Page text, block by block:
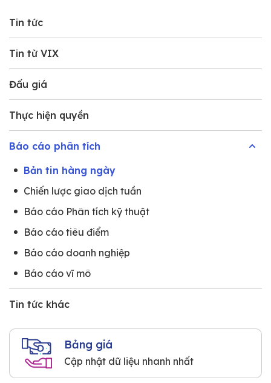
Tin tức
Tin từ VIX
Đấu giá
Thực hiện quyền
Báo cáo phân tích
Bản tin hàng ngày
Chiến lược giao dịch tuần
Báo cáo Phân tích kỹ thuật
Báo cáo tiêu điểm
Báo cáo doanh nghiệp
Báo cáo vĩ mô
Tin tức khác
Bảng giá
Cập nhật dữ liệu nhanh nhất